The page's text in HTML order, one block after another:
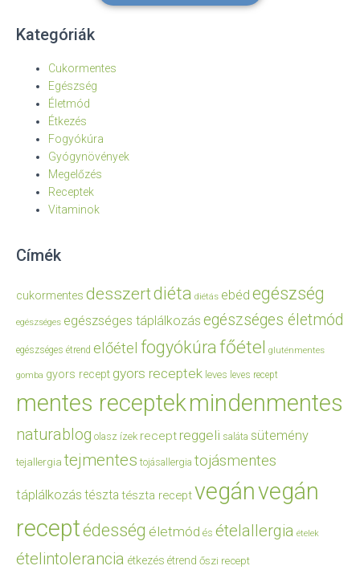
Kategóriák
Cukormentes
Egészség
Életmód
Étkezés
Fogyókúra
Gyógynövények
Megelőzés
Receptek
Vitaminok
Címék
cukormentes desszertdiéta diétás ebéd egészség
egészséges egészséges táplálkozás egészséges életmód
egészséges étrend előétel fogyókúrafőétel gluténmentes
gomba gyors recept gyors receptek leves leves recept
mentes receptekmindenmentes
naturablog olasz ízek recept reggeli saláta sütemény
tejallergia tejmentes tojásallergia tojásmentes
táplálkozás tészta tészta receptvegánvegán
receptédesség életmód és ételallergia ételek
ételintolerancia étkezés étrend őszi recept